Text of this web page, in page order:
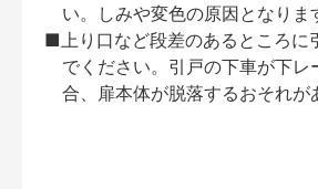
い。しみや変色の原因となりま
■上り口など段差のあるところに
でください。引戸の下車が下レ
合、扉本体が脱落するおそれが